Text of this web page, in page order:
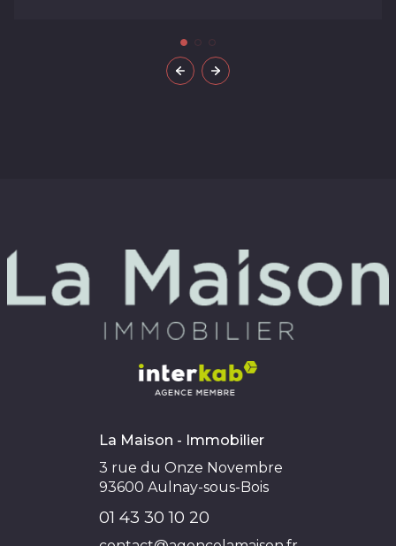
La Maison - Immobilier
3 rue du Onze Novembre
93600 Aulnay-sous-Bois
01 43 30 10 20